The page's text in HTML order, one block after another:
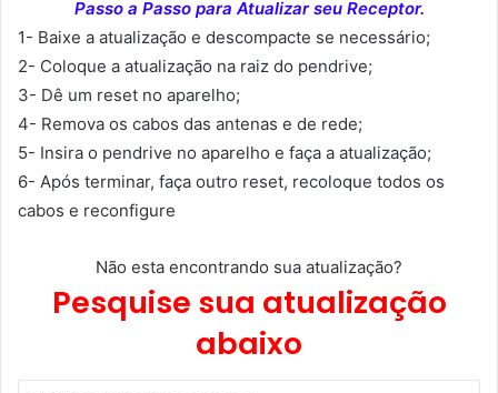
Passo a Passo para Atualizar seu Receptor.
1- Baixe a atualização e descompacte se necessário;
2- Coloque a atualização na raiz do pendrive;
3- Dê um reset no aparelho;
4- Remova os cabos das antenas e de rede;
5- Insira o pendrive no aparelho e faça a atualização;
6- Após terminar, faça outro reset, recoloque todos os
cabos e reconfigure
Não esta encontrando sua atualização?
Pesquise sua atualização
abaixo